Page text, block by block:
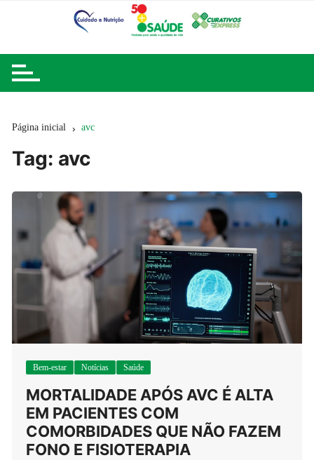
Página inicial avc
Tag: avc
Bem-estar Notícias Saúde
MORTALIDADE APÓS AVC É ALTA
EM PACIENTES COM
COMORBIDADES QUE NÃO FAZEM
FONO E FISIOTERAPIA